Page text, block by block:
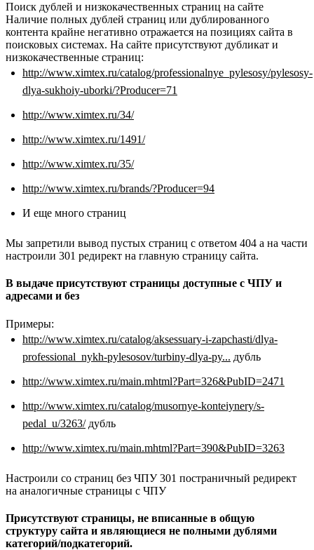
Поиск дублей и низкокачественных страниц на сайте
Наличие полных дублей страниц или дублированного
контента крайне негативно отражается на позициях сайта в
поисковых системах. На сайте присутствуют дубликат и
низкокачественные страниц:
http://www.ximtex.ru/catalog/professionalnye_pylesosy/pylesosy-
dlya-sukhoiy-uborki/?Producer=71
http://www.ximtex.ru/34/
http://www.ximtex.ru/1491/
http://www.ximtex.ru/35/
http://www.ximtex.ru/brands/?Producer=94
И еще много страниц
Мы запретили вывод пустых страниц с ответом 404 а на части
настроили 301 редирект на главную страницу сайта.
В выдаче присутствуют страницы доступные с ЧПУ и
адресами и без
Примеры:
http://www.ximtex.ru/catalog/aksessuary-i-zapchasti/dlya-
professional_nykh-pylesosov/turbiny-dlya-py... дубль
http://www.ximtex.ru/main.mhtml?Part=326&PubID=2471
http://www.ximtex.ru/catalog/musornye-konteiynery/s-
pedal_u/3263/дубль
http://www.ximtex.ru/main.mhtml?Part=390&PubID=3263
Настроили со страниц без ЧПУ 301 постраничный редирект
на аналогичные страницы с ЧПУ
Присутствуют страницы, не вписанные в общую
структуру сайта и являющиеся не полными дублями
категорий/подкатегорий.